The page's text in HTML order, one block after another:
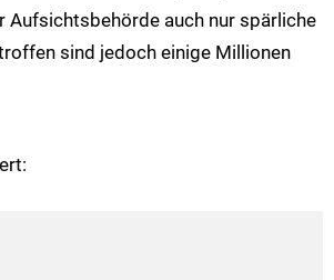
Aufsichtsbehörde auch nur spärliche
sind jedoch einige Millionen